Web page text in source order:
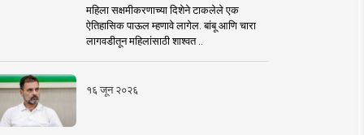
महिला सक्षमीकरणाच्या दिशेने टाकलेले एक
ऐतिहासिक पाऊल म्हणावे लागेल. बांबू आणि चारा
लागवडीतून महिलांसाठी शाश्वत ..
१६ जून २०२६